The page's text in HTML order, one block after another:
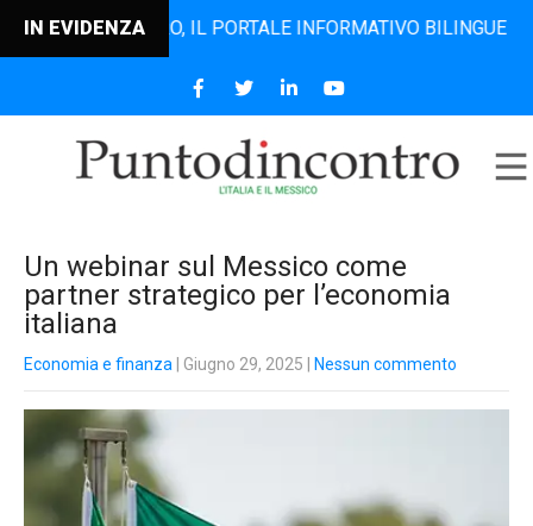
IN EVIDENZAIL PORTALE INFORMATIVO BILINGUE CHE
Un webinar sul Messico come
partner strategico per l’economia
italiana
Economia e finanza | Giugno 29, 2025 Nessun commento